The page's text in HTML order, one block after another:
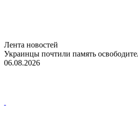
Лента новостей
Украинцы почтили память
06.08.2026